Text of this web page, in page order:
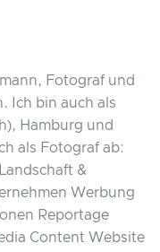
Fotograf und
Ich bin auch als
Hamburg und
als Fotograf ab:
&
Werbung
Reportage
Content Website